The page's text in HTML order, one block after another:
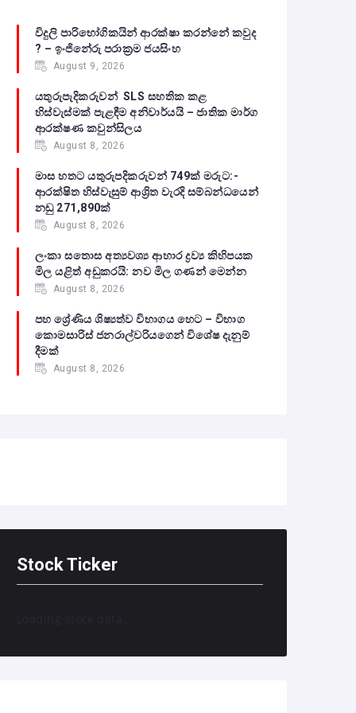
විදුලි පාරිභෝගිකයින් ආරක්ෂා කරන්නේ කවුද
? – ඉංජිනේරු පරාක්‍රම ජයසිංහ
August 9, 2026
යතුරුපැදිකරුවන් SLS සහතික කළ
හිස්වැස්මක් පැළඳීම අනිවාර්යයි – ජාතික මාර්ග
ආරක්ෂණ කවුන්සිලය
August 8, 2026
මාස හතට යතුරුපදිකරුවන් 749ක් මරුට:-
ආරක්ෂිත හිස්වැසුම් ආශ්‍රිත වැරදි සම්බන්ධයෙන්
නඩු 271,890ක්
August 8, 2026
ලංකා සතොස අත්‍යවශ්‍ය ආහාර ද්‍රව්‍ය කිහිපයක
මිල යළිත් අඩුකරයි: නව මිල ගණන් මෙන්න
August 8, 2026
පහ ශ්‍රේණිය ශිෂ්‍යත්ව විභාගය හෙට – විභාග
කොමසාරිස් ජනරාල්වරියගෙන් විශේෂ දැනුම්
දීමක්
August 8, 2026
Stock Ticker
Loading stock data...